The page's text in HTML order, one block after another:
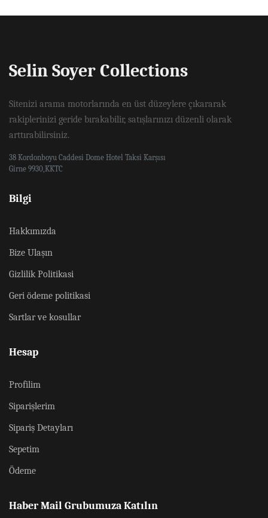
Selin Soyer Collections
Sitenizi arama motorlarında en üst düzeylere çıkararak
rakiplerinizi geride bırakabilir, satışlarınızı düzenli olarak
arttırabilirsiniz.
38 Kordonboyu Caddesi Dome Hotel Taksi Karşısı
Girne 9930,KKTC
Bilgi
Hakkımızda
Bize Ulaşın
Gizlilik Politikasi
Geri ödeme politikasi
Sartlar ve kosullar
Hesap
Profilim
Siparişlerim
Sipariş Detayları
Sepetim
Ödeme
Haber Mail Grubumuza Katılın